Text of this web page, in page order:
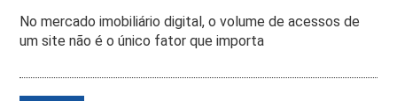
No mercado imobiliário digital, o volume de acessos de
um site não é o único fator que importa